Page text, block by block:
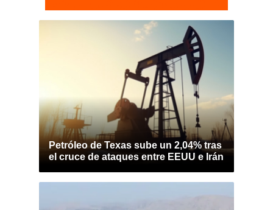
Petróleo de Texas sube un 2,04% tras
el cruce de ataques entre EEUU e Irán